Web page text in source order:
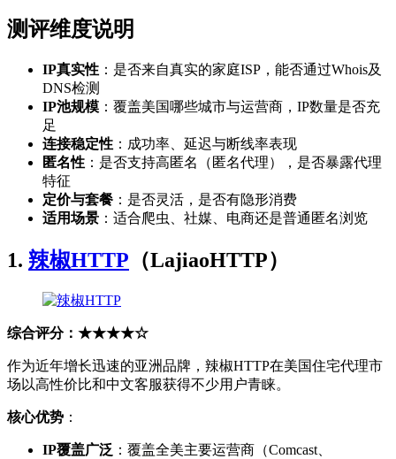
测评维度说明
IP真实性 ：是否来自真实的家庭ISP，能否通过Whois及
DNS检测
IP池规模 ：覆盖美国哪些城市与运营商，IP数量是否充
足
连接稳定性 ：成功率、延迟与断线率表现
匿名性 ：是否支持高匿名（匿名代理），是否暴露代理
特征
定价与套餐 ：是否灵活，是否有隐形消费
适用场景 ：适合爬虫、社媒、电商还是普通匿名浏览
1. 辣椒HTTP （LajiaoHTTP）
综合评分：★★★★☆
作为近年增长迅速的亚洲品牌，辣椒HTTP在美国住宅代理市
场以高性价比和中文客服获得不少用户青睐。
核心优势 ：
IP覆盖广泛 ：覆盖全美主要运营商（Comcast、